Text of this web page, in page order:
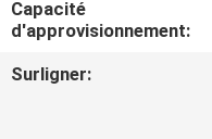
NOUVELLES
Capacité
d'approvisionnement:
Surligner: